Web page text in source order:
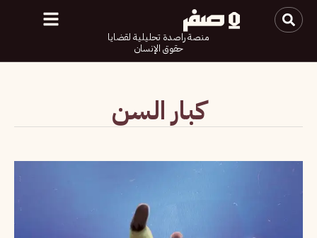
منصة راصدة تحليلية لقضايا
حقوق الإنسان
كبار السن